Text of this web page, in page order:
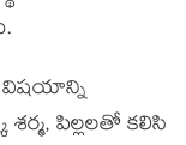
విషయాన్ని
పిల్లలతో కలిసి